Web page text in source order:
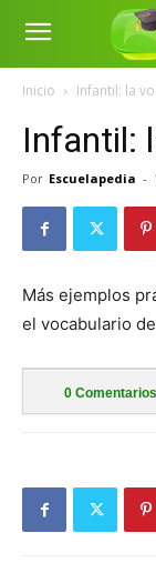
Inicio Infantil: la
Infantil:
Por Escuelapedia -
Más ejemplos
el vocabulario
0 Comentarios